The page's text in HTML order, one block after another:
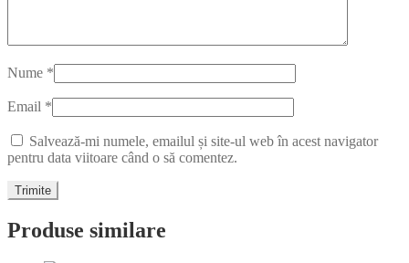
Nume *
Email *
Salvează-mi numele, emailul și site-ul web în acest navigator
pentru data viitoare când o să comentez.
Produse similare